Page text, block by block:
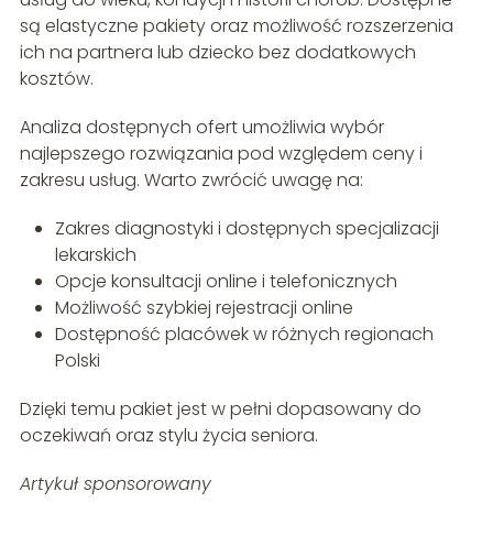
są elastyczne pakiety oraz możliwość rozszerzenia
ich na partnera lub dziecko bez dodatkowych
kosztów.
Analiza dostępnych ofert umożliwia wybór
najlepszego rozwiązania pod względem ceny i
zakresu usług. Warto zwrócić uwagę na:
Zakres diagnostyki i dostępnych specjalizacji
lekarskich
Opcje konsultacji online i telefonicznych
Możliwość szybkiej rejestracji online
Dostępność placówek w różnych regionach
Polski
Dzięki temu pakiet jest w pełni dopasowany do
oczekiwań oraz stylu życia seniora.
Artykuł sponsorowany